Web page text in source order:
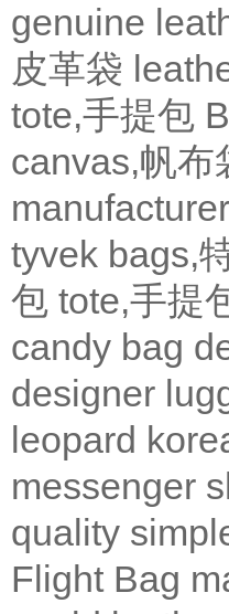
genuine
皮革袋
tote,手提包
canvas,帆布
tyvek bags,
包 tote,手提
candy bag
designer
leopard
messenger
quality
Flight Bag